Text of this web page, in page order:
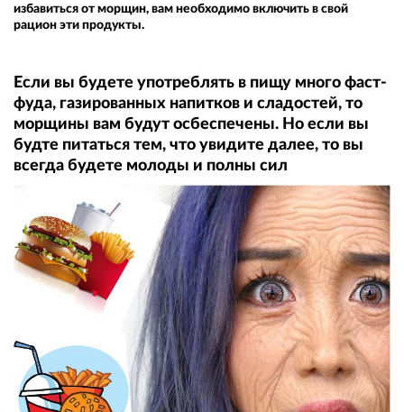
избавиться от морщин, вам необходимо включить в свой
рацион эти продукты.
Если вы будете употреблять в пищу много фаст-
фуда, газированных напитков и сладостей, то
морщины вам будут осбеспечены. Но если вы
будте питаться тем, что увидите далее, то вы
всегда будете молоды и полны сил